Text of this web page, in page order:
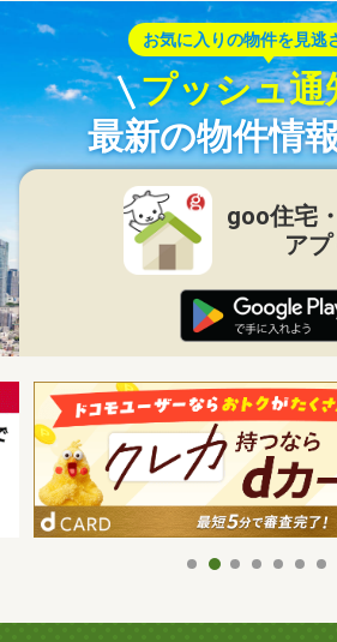
お気に入りの物件を見逃
プッシュ通
最新の物件情
goo住宅
アプ